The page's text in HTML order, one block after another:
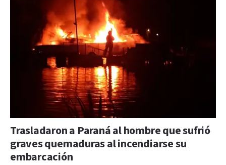
Trasladaron a Paraná al hombre que sufrió
graves quemaduras al incendiarse su
embarcación